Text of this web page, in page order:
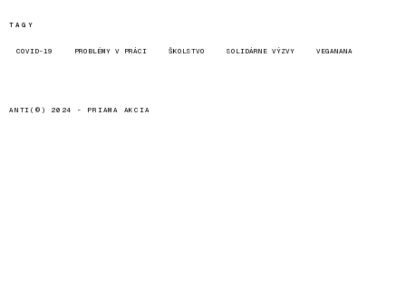
TAGY
COVID-19 PROBLÉMY V PRÁCI ŠKOLSTVO SOLIDÁRNE VÝZVY VEGANANA
ANTI(©) 2024 - PRIAMA AKCIA